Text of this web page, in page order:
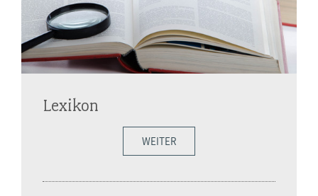
Lexikon
WEITER